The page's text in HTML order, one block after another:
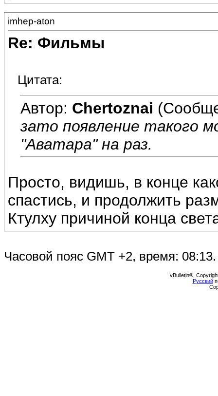
imhep-aton
Re: Фильмы
Цитата:
Автор: Chertoznai
зато появление такого
"Аватара" на раз.
Просто, видишь, в конце
спастись, и продолжить
Ктулху причиной конца
Часовой пояс GMT +2, время: 08:13.
vBulletin®,
Русский